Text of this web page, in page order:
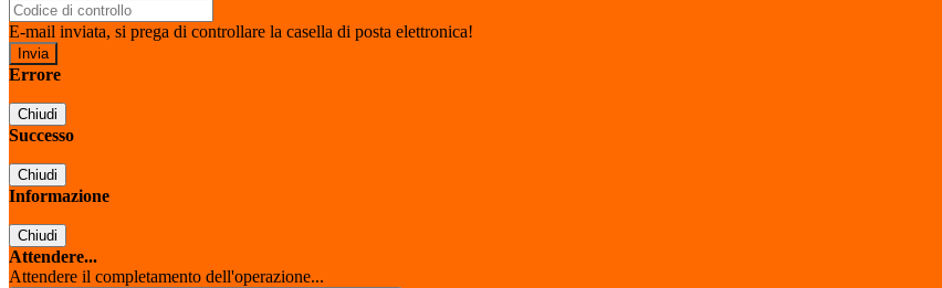
E-mail inviata, si prega di controllare la casella di posta elettronica!
Errore
Chiudi
Successo
Chiudi
Informazione
Chiudi
Attendere...
Attendere il completamento dell'operazione...